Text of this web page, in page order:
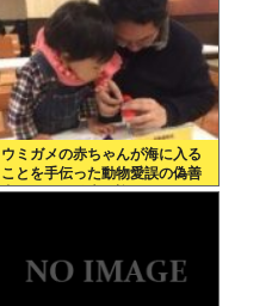
ウミガメの赤ちゃんが海に入る
ことを手伝った動物愛誤の偽善
者、最悪の結末を迎える